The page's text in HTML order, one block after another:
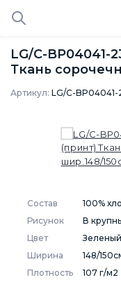
LG/C-BP04041-
Ткань
Артикул: LG/C-BP04041-
Состав
100%
Рисунок
В
Цвет
Зеленый
Ширина
148/
Плотность
107 г/м2